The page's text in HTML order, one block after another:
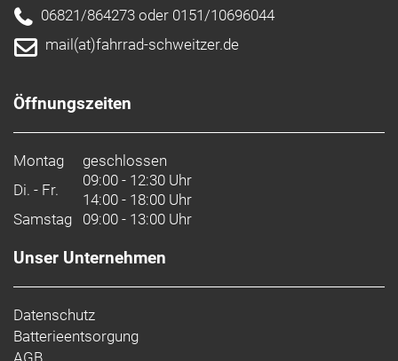
06821/864273 oder 0151/10696044
mail(at)fahrrad-schweitzer.de
Öffnungszeiten
Montag
geschlossen
Di. - Fr.
09:00 - 12:30 Uhr
14:00 - 18:00 Uhr
Samstag 09:00 - 13:00 Uhr
Unser Unternehmen
Datenschutz
Batterieentsorgung
AGB